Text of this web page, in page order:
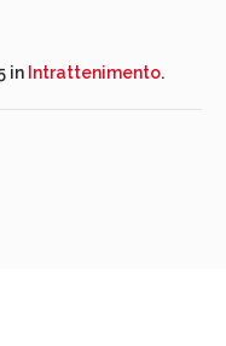
in Intrattenimento.